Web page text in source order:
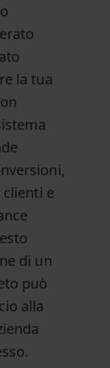
la tua
e
di un
può
alla